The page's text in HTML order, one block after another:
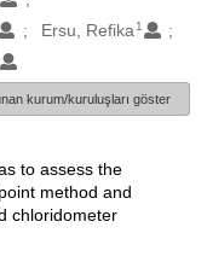
Ersu, Refika 1
kurum/kuruluşları göster
to assess the
method and
chloridometer